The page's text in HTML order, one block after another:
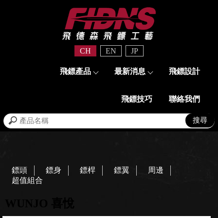
CH EN JP
飛鏢產品 最新消息 飛鏢設計
飛鏢技巧 聯絡我們
鏢頭 鏢身 鏢桿 鏢翼
周邊
超值組合
WUNJO 喜悅